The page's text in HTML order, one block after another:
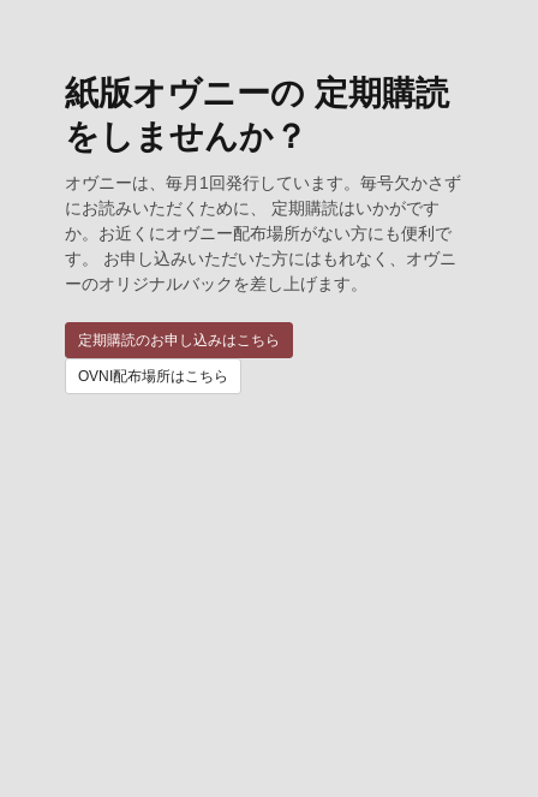
紙版オヴニーの 定期購読
をしませんか？
オヴニーは、毎月1回発行しています。毎号欠かさず
にお読みいただくために、 定期購読はいかがです
か。お近くにオヴニー配布場所がない方にも便利で
す。 お申し込みいただいた方にはもれなく、オヴニ
ーのオリジナルバックを差し上げます。
定期購読のお申し込みはこちら
OVNI配布場所はこちら